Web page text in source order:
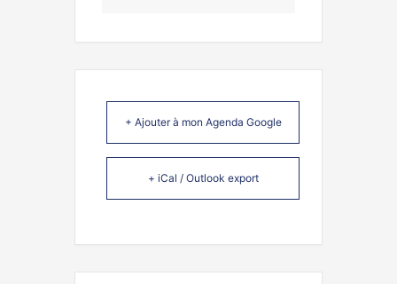
+ Ajouter à mon Agenda Google
+ iCal / Outlook export